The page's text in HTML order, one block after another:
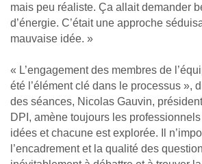
mais peu réaliste. Ça allait demander
d’énergie. C’était une approche
mauvaise idée. »
« L’engagement des membres de
été l’élément clé dans le processus »,
des séances, Nicolas Gauvin,
DPI, amène toujours les
idées et chacune est explorée. Il
l’encadrement et la qualité des